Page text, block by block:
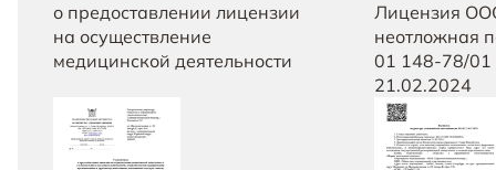
о предоставлении лицензии
на осуществление
медицинской деятельности
Лицензия
неотложная
01 148-78/01
21.02.2024